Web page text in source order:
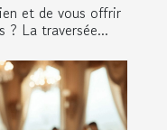
et de vous offrir
? La traversée...